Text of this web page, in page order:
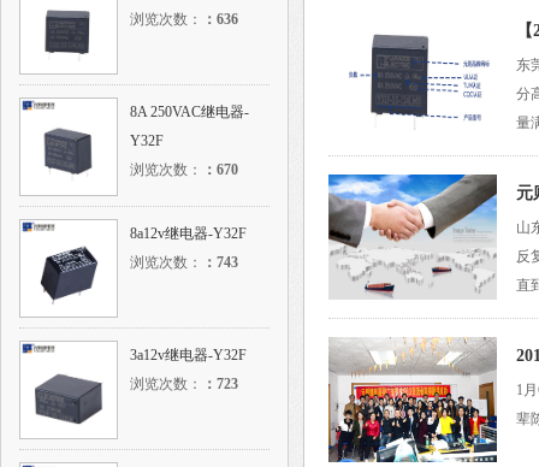
浏览次数：
： 636
8A 250VAC继电器-
Y32F
浏览次数：
： 670
8a12v继电器-Y32F
浏览次数：
： 743
3a12v继电器-Y32F
浏览次数：
： 723
东
分
量
元
山
反
直
1
辈